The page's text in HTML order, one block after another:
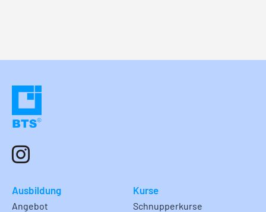
Ausbildung
Angebot
Kurse
Schnupperkurse